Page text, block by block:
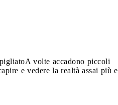
A volte accadono piccoli
e vedere la realtà assai più e